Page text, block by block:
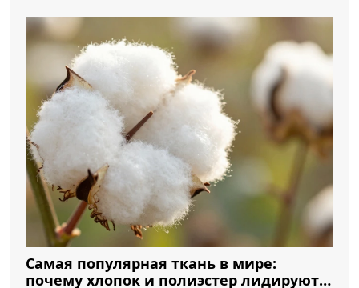
Самая популярная ткань в мире:
почему хлопок и полиэстер лидируют в